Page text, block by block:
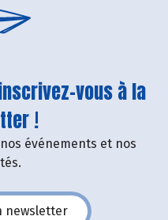
vous à la
!
événements et nos
newsletter